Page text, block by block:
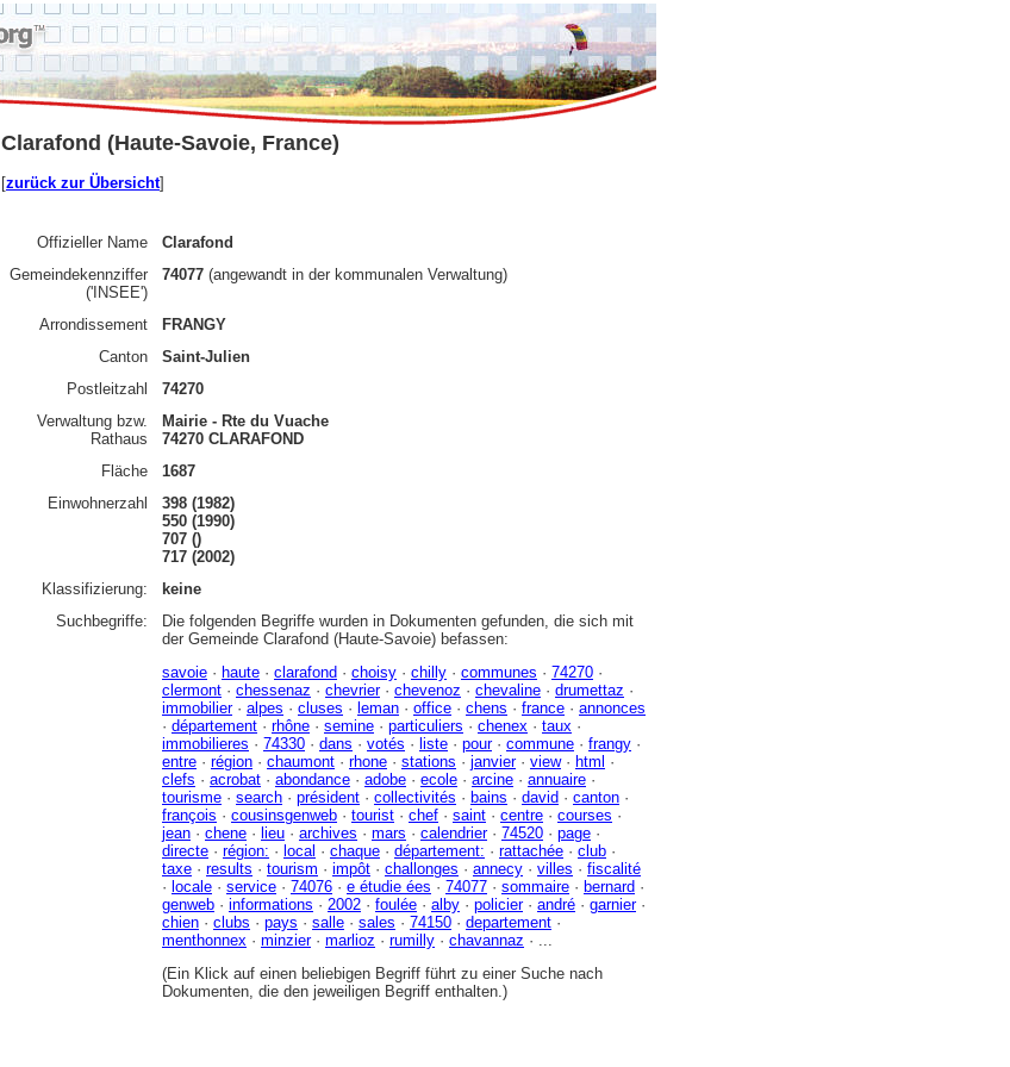
Clarafond (Haute-Savoie, France)
[zurück zur Übersicht]
Offizieller Name
Clarafond
Gemeindekennziffer
('INSEE')
74077 (angewandt in der kommunalen Verwaltung)
Arrondissement
FRANGY
Canton
Saint-Julien
Postleitzahl
74270
Verwaltung bzw.
Rathaus
Mairie - Rte du Vuache
74270 CLARAFOND
Fläche
1687
Einwohnerzahl
398 (1982)
550 (1990)
707 ()
717 (2002)
Klassifizierung:
keine
Suchbegriffe:
Die folgenden Begriffe wurden in Dokumenten gefunden, die sich mit
der Gemeinde Clarafond (Haute-Savoie) befassen:
savoie · haute · clarafond · choisy · chilly · communes · 74270 ·
clermont · chessenaz · chevrier· chevenoz · chevaline · drumettaz ·
immobilier· alpes · cluses · leman · office · chens · france · annonces
· département · rhône · semine · particuliers · chenex · taux ·
immobilieres · 74330 · dans · votés · liste · pour· commune · frangy ·
entre · région · chaumont · rhone · stations · janvier· view· html ·
clefs · acrobat · abondance · adobe · ecole · arcine · annuaire ·
tourisme · search · président · collectivités · bains · david · canton ·
françois · cousinsgenweb · tourist · chef · saint · centre · courses ·
jean · chene · lieu · archives · mars · calendrier· 74520 · page ·
directe · région: · local · chaque · département: · rattachée · club ·
taxe · results · tourism · impôt · challonges · annecy · villes · fiscalité
· locale · service · 74076 · e étudie ées · 74077 · sommaire · bernard ·
genweb · informations · 2002 · foulée · alby · policier· andré · garnier·
chien · clubs · pays · salle · sales · 74150 · departement ·
menthonnex · minzier· marlioz · rumilly · chavannaz · ...
(Ein Klick auf einen beliebigen Begriff führt zu einer Suche nach
Dokumenten, die den jeweiligen Begriff enthalten.)